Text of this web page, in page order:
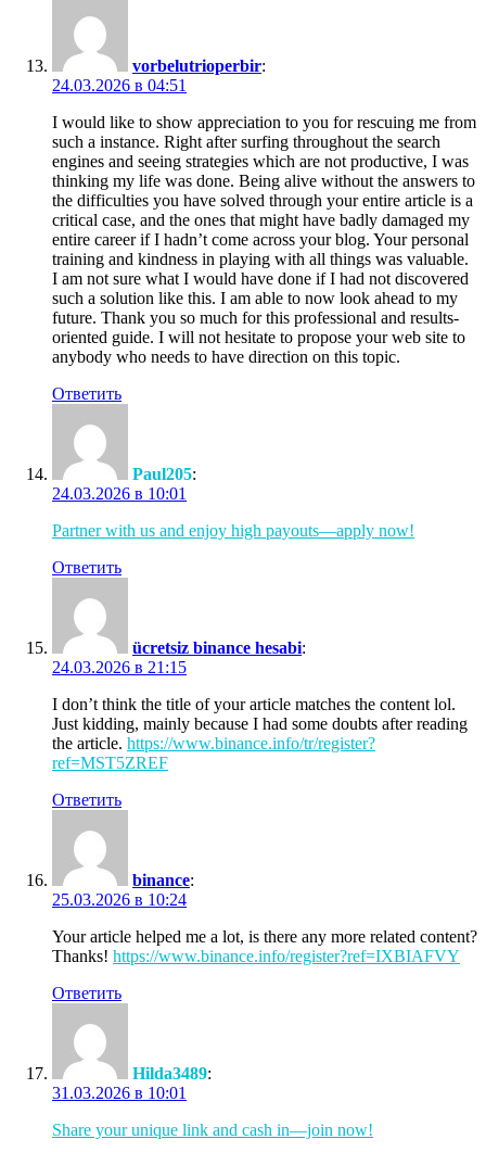
vorbelutrioperbir:
24.03.2026 в 04:51
I would like to show appreciation to you for rescuing me from
such a instance. Right after surfing throughout the search
engines and seeing strategies which are not productive, I was
thinking my life was done. Being alive without the answers to
the difficulties you have solved through your entire article is a
critical case, and the ones that might have badly damaged my
entire career if I hadn’t come across your blog. Your personal
training and kindness in playing with all things was valuable.
I am not sure what I would have done if I had not discovered
such a solution like this. I am able to now look ahead to my
future. Thank you so much for this professional and results-
oriented guide. I will not hesitate to propose your web site to
anybody who needs to have direction on this topic.
Ответить
Paul205:
24.03.2026 в 10:01
Partner with us and enjoy high payouts—apply now!
Ответить
ücretsiz binance hesabi:
24.03.2026 в 21:15
I don’t think the title of your article matches the content lol.
Just kidding, mainly because I had some doubts after reading
the article. https://www.binance.info/tr/register?
ref=MST5ZREF
Ответить
binance:
25.03.2026 в 10:24
Your article helped me a lot, is there any more related content?
Thanks! https://www.binance.info/register?ref=IXBIAFVY
Ответить
Hilda3489:
31.03.2026 в 10:01
Share your unique link and cash in—join now!